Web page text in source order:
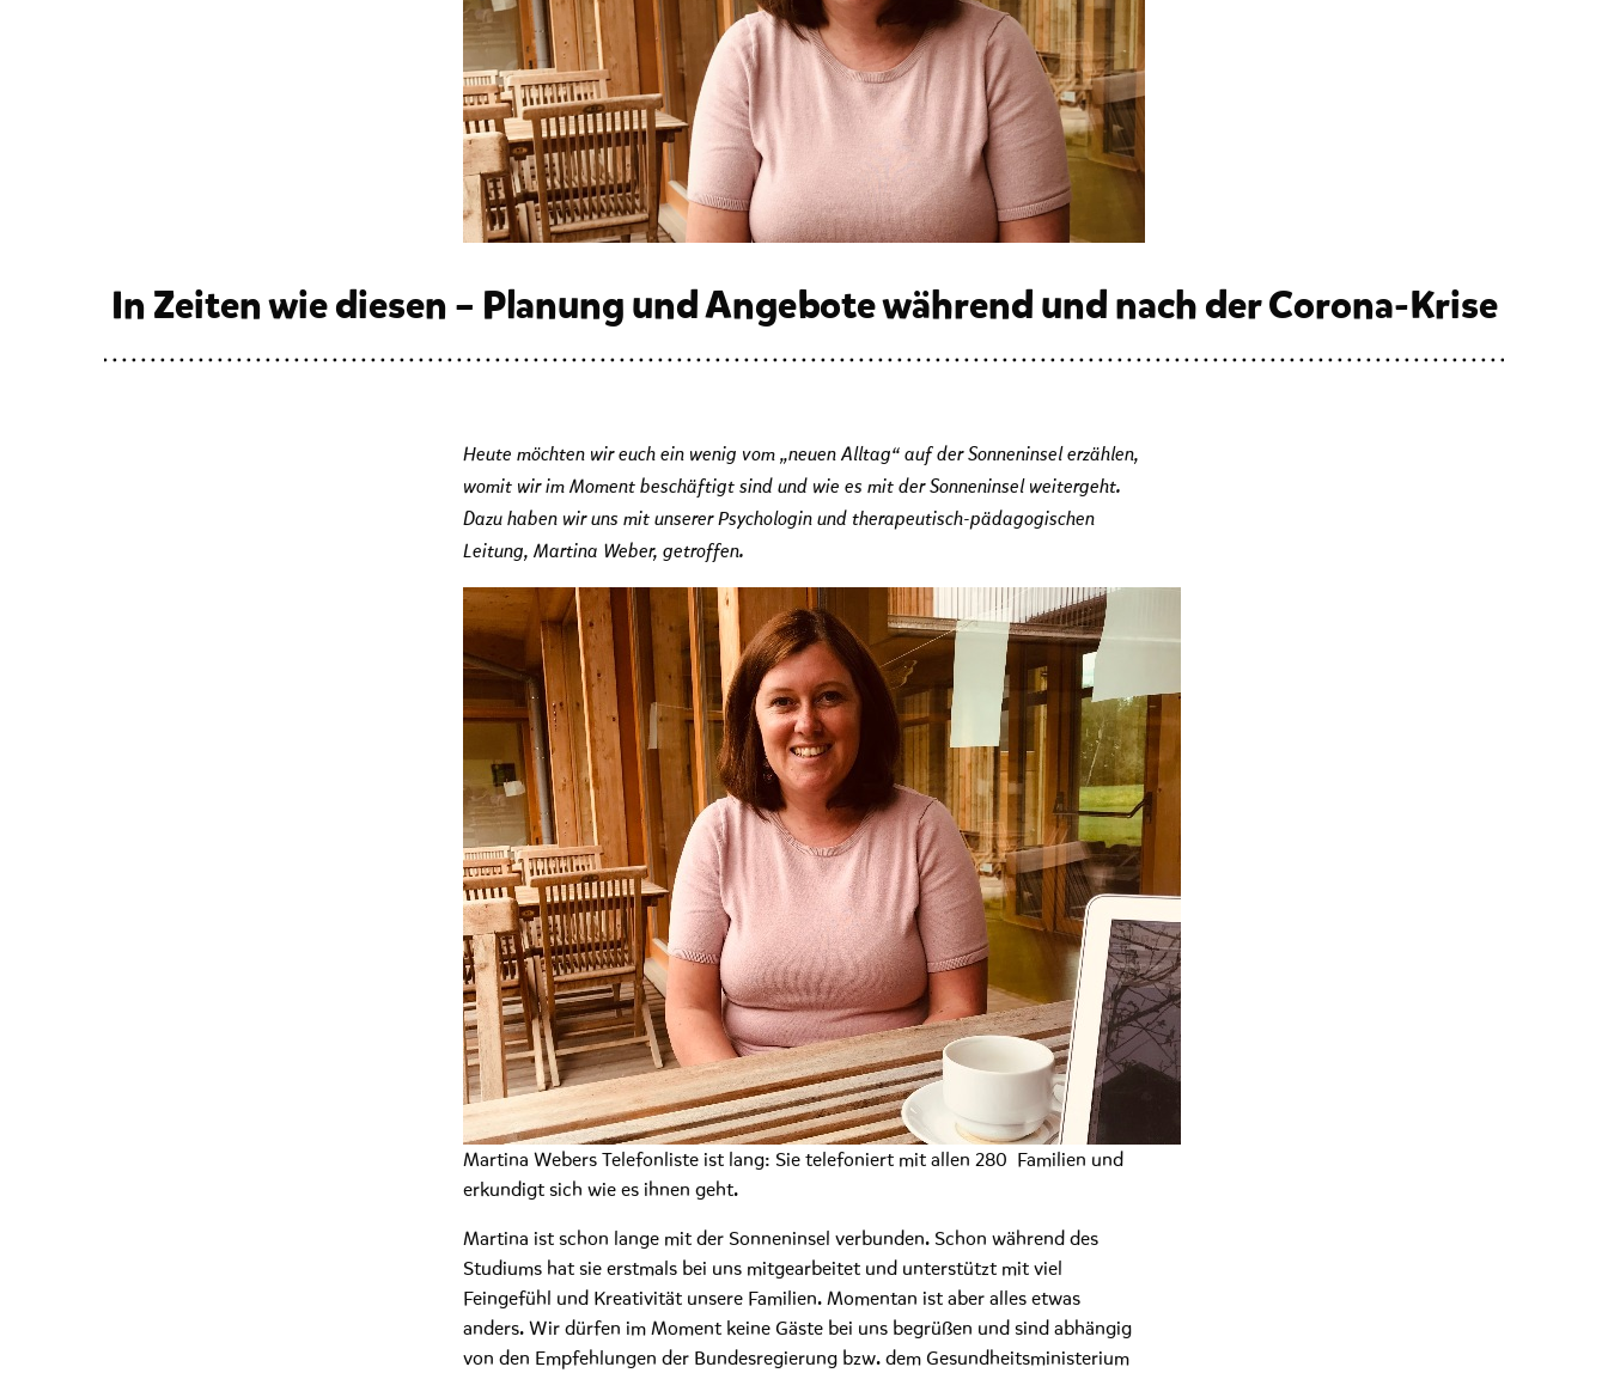
In Zeiten wie diesen – Planung und Angebote während und nach der Corona-Krise
Heute möchten wir euch ein wenig vom „neuen Alltag“ auf der Sonneninsel erzählen,
womit wir im Moment beschäftigt sind und wie es mit der Sonneninsel weitergeht.
Dazu haben wir uns mit unserer Psychologin und therapeutisch-pädagogischen
Leitung, Martina Weber, getroffen.
Martina Webers Telefonliste ist lang: Sie telefoniert mit allen 280 Familien und
erkundigt sich wie es ihnen geht.
Martina ist schon lange mit der Sonneninsel verbunden. Schon während des
Studiums hat sie erstmals bei uns mitgearbeitet und unterstützt mit viel
Feingefühl und Kreativität unsere Familien. Momentan ist aber alles etwas
anders. Wir dürfen im Moment keine Gäste bei uns begrüßen und sind abhängig
von den Empfehlungen der Bundesregierung bzw. dem Gesundheitsministerium